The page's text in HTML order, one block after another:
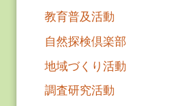
教育普及活動
自然探検倶楽部
地域づくり活動
調査研究活動